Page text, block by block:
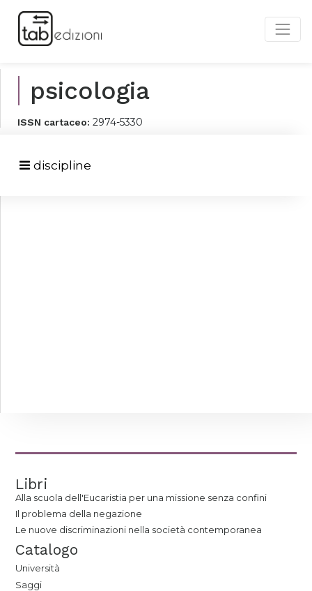
psicologia
ISSN cartaceo: 2974-5330
discipline
Libri
Alla scuola dell'Eucaristia per una missione senza confini
Il problema della negazione
Le nuove discriminazioni nella società contemporanea
Catalogo
Università
Saggi